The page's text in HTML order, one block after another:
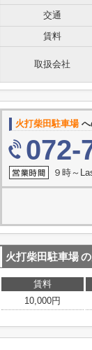
交通
賃料
取扱会社
火打柴田駐車場へ
072-
９時～
火打柴田駐車場
賃料
10,000円